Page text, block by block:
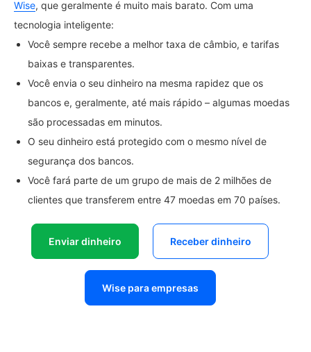
Wise, que geralmente é muito mais barato. Com uma
tecnologia inteligente:
Você sempre recebe a melhor taxa de câmbio, e tarifas
baixas e transparentes.
Você envia o seu dinheiro na mesma rapidez que os
bancos e, geralmente, até mais rápido – algumas moedas
são processadas em minutos.
O seu dinheiro está protegido com o mesmo nível de
segurança dos bancos.
Você fará parte de um grupo de mais de 2 milhões de
clientes que transferem entre 47 moedas em 70 países.
Enviar dinheiro Receber dinheiro
Wise para empresas